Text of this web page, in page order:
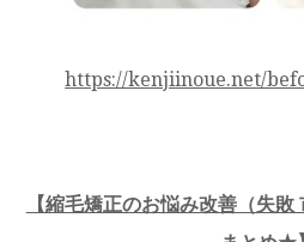
https://kenjiinoue.net/
【縮毛矯正のお悩み改善（失敗